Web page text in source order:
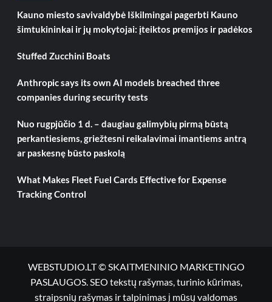
Kauno miesto savivaldybė Iškilmingai pagerbti Kauno
šimtukininkai ir jų mokytojai: įteiktos premijos ir padėkos
Stuffed Zucchini Boats
Anthropic says its own AI models breached three
companies during security tests
Nuo rugpjūčio 1 d. – daugiau galimybių pirmą būstą
perkantiesiems, griežtesni reikalavimai imantiems antrą
ar paskesnę būsto paskolą
What Makes Fleet Fuel Cards Effective for Expense
Tracking Control
WEBSTUDIO.LT © SKAITMENINIO MARKETINGO
PASLAUGOS. SEO tekstų rašymas, turinio kūrimas,
straipsnių rašymas ir talpinimas į mūsų valdomas